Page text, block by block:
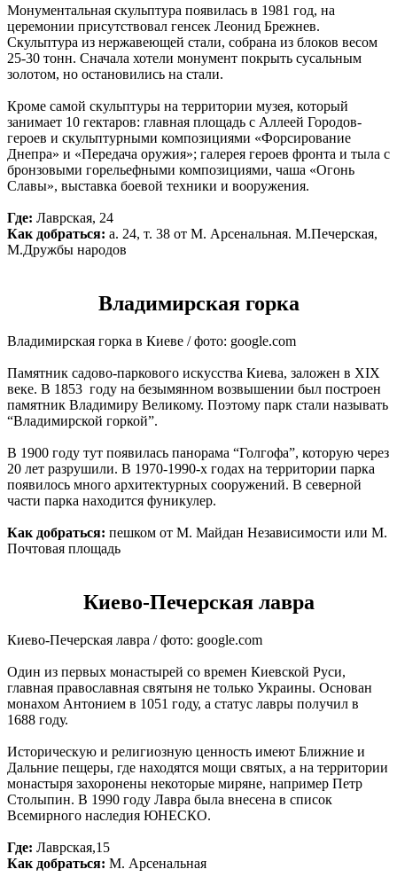
Монументальная скульптура появилась в 1981 год, на
церемонии присутствовал генсек Леонид Брежнев.
Скульптура из нержавеющей стали, собрана из блоков весом
25-30 тонн. Сначала хотели монумент покрыть сусальным
золотом, но остановились на стали.
Кроме самой скульптуры на территории музея, который
занимает 10 гектаров: главная площадь с Аллеей Городов-
героев и скульптурными композициями «Форсирование
Днепра» и «Передача оружия»; галерея героев фронта и тыла с
бронзовыми горельефными композициями, чаша «Огонь
Славы», выставка боевой техники и вооружения.
Где: Лаврская, 24
Как добраться: а. 24, т. 38 от М. Арсенальная. М.Печерская,
М.Дружбы народов
Владимирская горка
Владимирская горка в Киеве / фото: google.com
Памятник садово-паркового искусства Киева, заложен в XIX
веке. В 1853 году на безымянном возвышении был построен
памятник Владимиру Великому. Поэтому парк стали называть
“Владимирской горкой”.
В 1900 году тут появилась панорама “Голгофа”, которую через
20 лет разрушили. В 1970-1990-х годах на территории парка
появилось много архитектурных сооружений. В северной
части парка находится фуникулер.
Как добраться: пешком от М. Майдан Независимости или М.
Почтовая площадь
Киево-Печерская лавра
Киево-Печерская лавра / фото: google.com
Один из первых монастырей со времен Киевской Руси,
главная православная святыня не только Украины. Основан
монахом Антонием в 1051 году, а статус лавры получил в
1688 году.
Историческую и религиозную ценность имеют Ближние и
Дальние пещеры, где находятся мощи святых, а на территории
монастыря захоронены некоторые миряне, например Петр
Столыпин. В 1990 году Лавра была внесена в список
Всемирного наследия ЮНЕСКО.
Где: Лаврская,15
Как добраться: М. Арсенальная